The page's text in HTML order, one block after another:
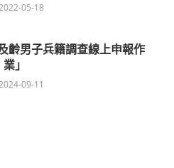
05-18
齡男子兵籍調查線上申報作
業」
09-11